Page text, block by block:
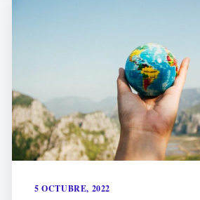
5 OCTUBRE, 2022